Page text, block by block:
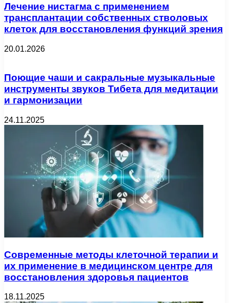
Лечение нистагма с применением
трансплантации собственных стволовых
клеток для восстановления функций зрения
20.01.2026
Поющие чаши и сакральные музыкальные
инструменты звуков Тибета для медитации
и гармонизации
24.11.2025
Современные методы клеточной терапии и
их применение в медицинском центре для
восстановления здоровья пациентов
18.11.2025